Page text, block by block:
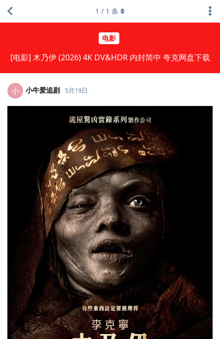
电影
[电影] 木乃伊 (2026) 4K DV&HDR 内封简中 夸克网盘下载
1 / 1 条
小 小牛爱追剧 5月19日